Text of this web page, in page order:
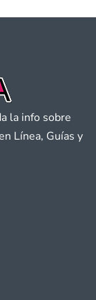
la info sobre
Línea, Guías y